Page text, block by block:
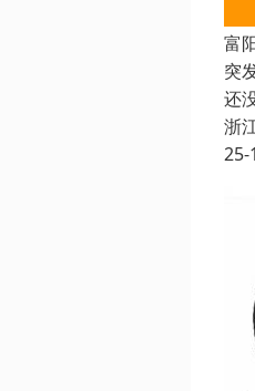
富
突
还
浙
25-